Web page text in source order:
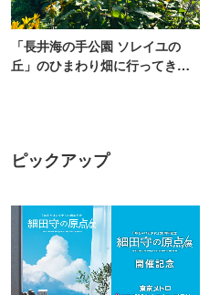
「長井海の手公園 ソレイユの
丘」のひまわり畑に行ってき
ピックアップ